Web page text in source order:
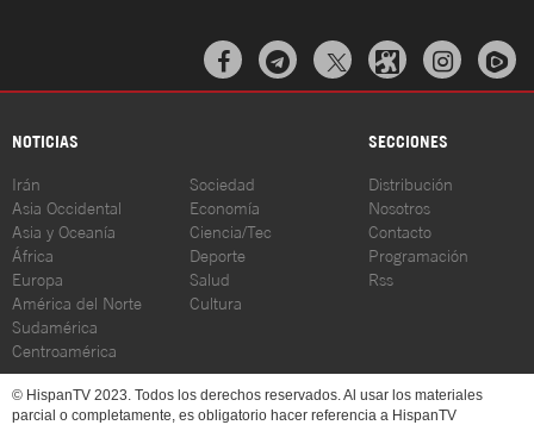
  
NOTICIAS SECCIONES
Irán
Asia Occidental
Asia y Oceanía
África
Europa
América del Norte
Sudamérica
Centroamérica
Sociedad
Economía
Ciencia/Tec
Deporte
Salud
Cultura
Distribución
Nosotros
Contacto
Programación
Rss
© HispanTV 2023. Todos los derechos reservados. Al usar los materiales
parcial o completamente, es obligatorio hacer referencia a HispanTV